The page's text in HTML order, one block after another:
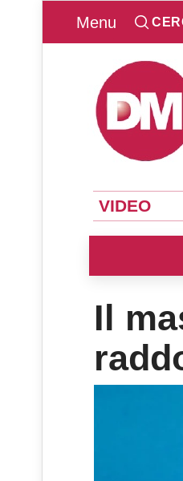
Menu
VIDEO
Il